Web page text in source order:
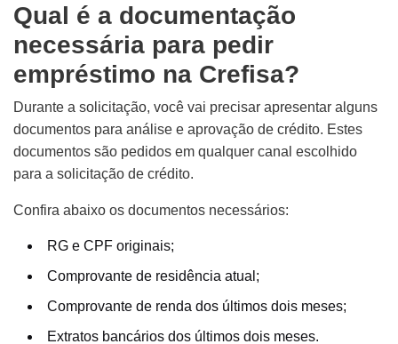
Qual é a documentação
necessária para pedir
empréstimo na Crefisa?
Durante a solicitação, você vai precisar apresentar alguns
documentos para análise e aprovação de crédito. Estes
documentos são pedidos em qualquer canal escolhido
para a solicitação de crédito.
Confira abaixo os documentos necessários:
RG e CPF originais;
Comprovante de residência atual;
Comprovante de renda dos últimos dois meses;
Extratos bancários dos últimos dois meses.